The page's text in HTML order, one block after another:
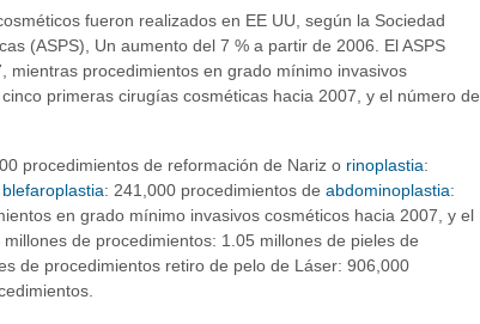
fueron realizados en EE UU, según la Sociedad
(ASPS), Un aumento del 7 % a partir de 2006. El ASPS
mientras procedimientos en grado mínimo invasivos
primeras cirugías cosméticas hacia 2007, y el número de
procedimientos de reformación de Nariz o rinoplastia:
blefaroplastia: 241,000 procedimientos de abdominoplastia:
en grado mínimo invasivos cosméticos hacia 2007, y el
de procedimientos: 1.05 millones de pieles de
de procedimientos retiro de pelo de Láser: 906,000